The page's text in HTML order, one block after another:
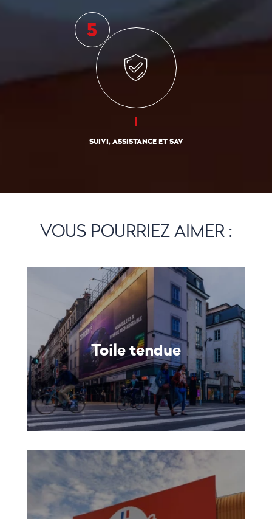
SUIVI, ASSISTANCE ET SAV
VOUS POURRIEZ AIMER :
Toile tendue